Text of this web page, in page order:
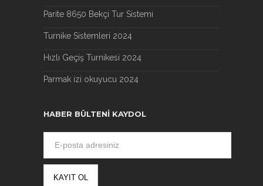
Parite 8650 Bekçi Tur Sistemi
Turnike Sistemleri 2024
Hızlı Geçiş Turnikesi 2024
Parmak izi okuyucu 2024
HABER BÜLTENI KAYDOL